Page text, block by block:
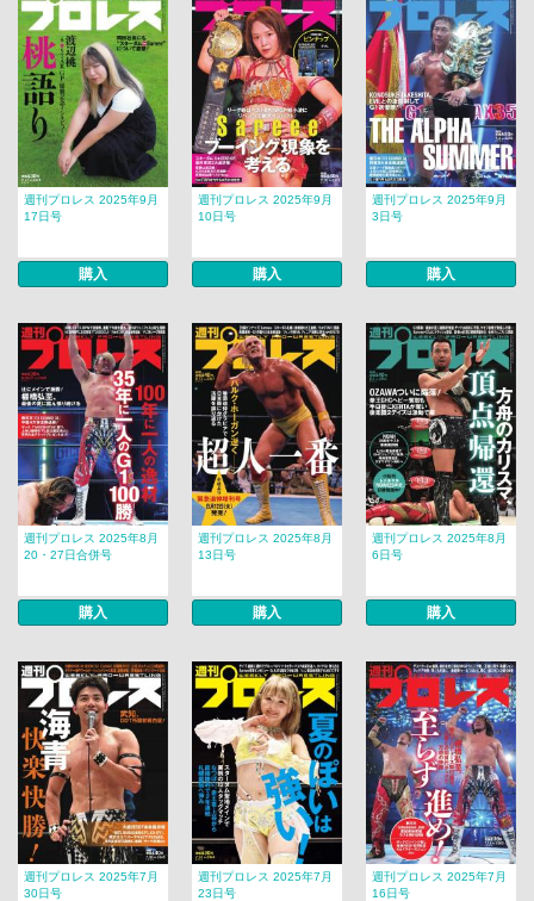
週刊プロレス 2025年9月
17日号
購入
週刊プロレス 2025年9月
10日号
購入
週刊プロレス 2025年9月
3日号
購入
週刊プロレス 2025年8月
20・27日合併号
購入
週刊プロレス 2025年8月
13日号
購入
週刊プロレス 2025年8月
6日号
購入
週刊プロレス 2025年7月
30日号
週刊プロレス 2025年7月
23日号
週刊プロレス 2025年7月
16日号